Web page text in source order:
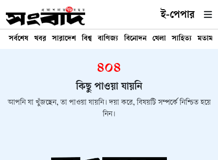
ই-পেপার
সর্বশেষ খবর সারাদেশ বিশ্ব বাণিজ্য বিনোদন খেলা সাহিত্য মতামত
৪০৪
কিছু পাওয়া যায়নি
আপনি যা খুঁজছেন, তা পাওয়া যায়নি। দয়া করে, বিষয়টি সম্পর্কে নিশ্চিত হয়ে
নিন।